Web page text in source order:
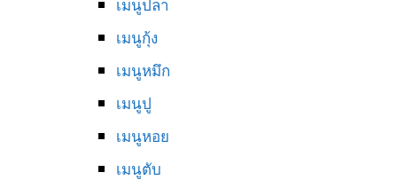
เมนูกุ้ง
เมนูหมึก
เมนูปู
เมนูหอย
เมนูตับ